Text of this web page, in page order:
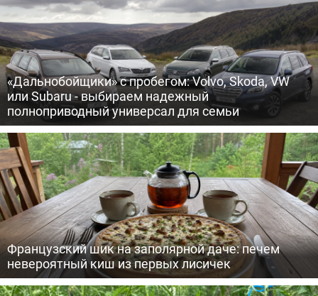
«Дальнобойщики» с пробегом: Volvo, Skoda, VW
или Subaru - выбираем надежный
полноприводный универсал для семьи
Французский шик на заполярной даче: печем
невероятный киш из первых лисичек